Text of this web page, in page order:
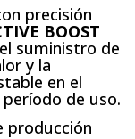
precisión
BOOST
suministro de
y la
en el
de uso.
producción